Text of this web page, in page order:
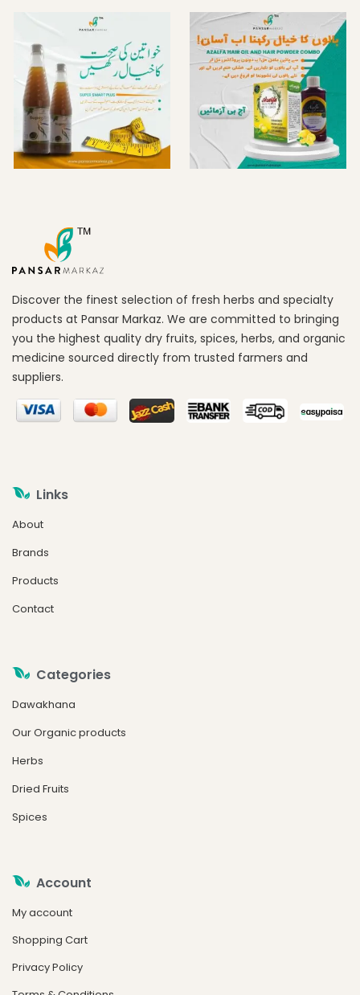
Discover the finest selection of fresh herbs and specialty
products at Pansar Markaz. We are committed to bringing
you the highest quality dry fruits, spices, herbs, and organic
medicine sourced directly from trusted farmers and
suppliers.
Links
About
Brands
Products
Contact
Categories
Dawakhana
Our Organic products
Herbs
Dried Fruits
Spices
Account
My account
Shopping Cart
Privacy Policy